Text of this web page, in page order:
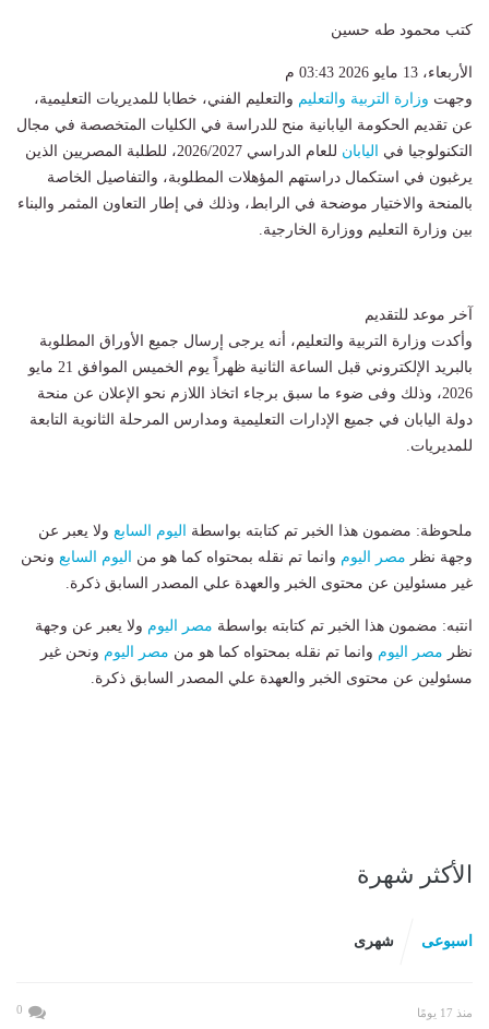
كتب محمود طه حسين
الأربعاء، 13 مايو 2026 03:43 م
وجهت وزارة التربية والتعليم والتعليم الفني، خطابا للمديريات التعليمية،
عن تقديم الحكومة اليابانية منح للدراسة في الكليات المتخصصة في مجال
التكنولوجيا في
اليابان
للعام الدراسي 2026/2027، للطلبة المصريين الذين
يرغبون في استكمال دراستهم المؤهلات المطلوبة، والتفاصيل الخاصة
بالمنحة والاختيار موضحة في الرابط، وذلك في إطار التعاون المثمر والبناء
بين وزارة التعليم ووزارة الخارجية.
آخر موعد للتقديم
وأكدت وزارة التربية والتعليم، أنه يرجى إرسال جميع الأوراق المطلوبة
بالبريد الإلكتروني قبل الساعة الثانية ظهراً يوم الخميس الموافق 21 مايو
2026، وذلك وفى ضوء ما سبق برجاء اتخاذ اللازم نحو الإعلان عن منحة
دولة اليابان في جميع الإدارات التعليمية ومدارس المرحلة الثانوية التابعة
للمديريات.
ملحوظة: مضمون هذا الخبر تم كتابته بواسطة اليوم السابع ولا يعبر عن
وجهة نظر مصر اليوم وانما تم نقله بمحتواه كما هو من اليوم السابع ونحن
غير مسئولين عن محتوى الخبر والعهدة علي المصدر السابق ذكرة.
انتبه: مضمون هذا الخبر تم كتابته بواسطة مصر اليوم ولا يعبر عن وجهة
نظر مصر اليوم وانما تم نقله بمحتواه كما هو من مصر اليوم ونحن غير
مسئولين عن محتوى الخبر والعهدة علي المصدر السابق ذكرة.
الأكثر شهرة
اسبوعى شهرى
منذ 17 يومًا 0